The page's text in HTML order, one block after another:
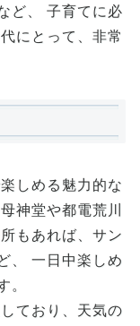
ど、 子育てに必
にとって、非常
しめる魅力的な
神堂や都電荒川
もあれば、サン
、 一日中楽しめ
。
ており、天気の